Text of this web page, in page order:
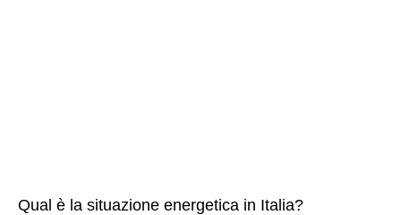
Qual è la situazione energetica in Italia?